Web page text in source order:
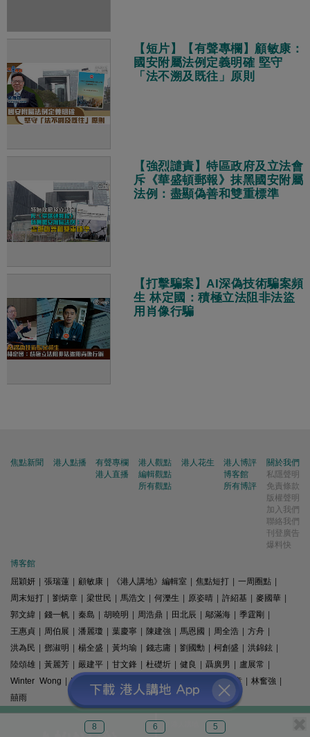
8 6 5
【短片】【有聲專欄】顧敏康：
國安附屬法例定義明確 堅守
「法不溯及既往」原則
【強烈譴責】特區政府及立法會
斥《華盛頓郵報》抹黑國安附屬
法例：盡顯偽善和雙重標準
【打擊騙案】AI深偽技術騙案頻
生 林定國：積極立法阻非法盜
用肖像行騙
焦點新聞 港人點播
有聲專欄
港人直播
港人觀點
編輯觀點
所有觀點
港人花生
港人博評
博客館
所有博評
關於我們
私隱聲明
免責條款
版權聲明
加入我們
聯絡我們
刊登廣告
爆料快
博客館
屈穎妍
張瑞蓮 顧敏康 《港人講地》編輯室 焦點短打 一周圈點
周末短打
劉炳章 梁世民 馬浩文 何濼生 原姿晴 許紹基 麥國華
郭文緯
錢一帆 秦島 胡曉明 周浩鼎 田北辰 鄔滿海 季霆剛
王惠貞
周伯展 潘麗瓊 葉慶寧 陳建強 馬恩國 周全浩 方舟
洪為民
鄧淑明 楊全盛 黃均瑜 錢志庸 劉國勳 柯創盛 洪錦鉉
陸頌雄
黃麗芳 嚴建平 甘文鋒 杜礎圻 健良 聶廣男 盧展常
Winter Wong
K2 梁文新 羅崑 姚銘 精選文章 林奮強
囍雨
© 港人講地